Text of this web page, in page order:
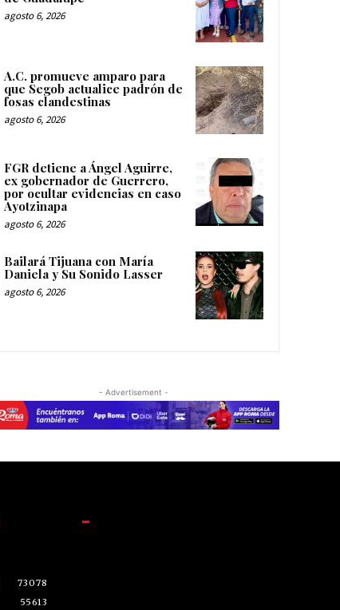
agosto 6, 2026
A.C. promueve amparo para
que Segob actualice padrón de
fosas clandestinas
agosto 6, 2026
FGR detiene a Ángel Aguirre,
ex gobernador de Guerrero,
por ocultar evidencias en caso
Ayotzinapa
agosto 6, 2026
Bailará Tijuana con María
Daniela y Su Sonido Lasser
agosto 6, 2026
- Advertisement -
73078
55613
-